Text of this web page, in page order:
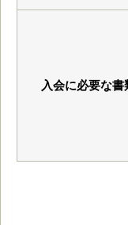
入会に必要な書